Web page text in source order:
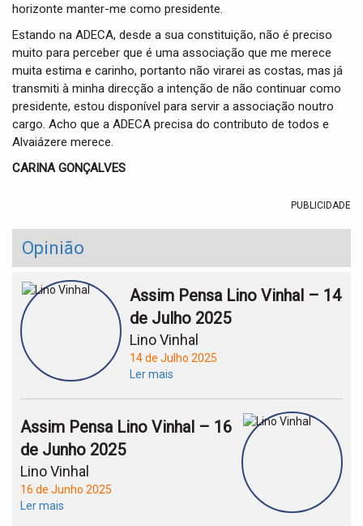
horizonte manter-me como presidente.
Estando na ADECA, desde a sua constituição, não é preciso
muito para perceber que é uma associação que me merece
muita estima e carinho, portanto não virarei as costas, mas já
transmiti à minha direcção a intenção de não continuar como
presidente, estou disponível para servir a associação noutro
cargo. Acho que a ADECA precisa do contributo de todos e
Alvaiázere merece.
CARINA GONÇALVES
PUBLICIDADE
Opinião
Assim Pensa Lino Vinhal – 14
de Julho 2025
Lino Vinhal
14 de Julho 2025
Ler mais
Assim Pensa Lino Vinhal – 16
de Junho 2025
Lino Vinhal
16 de Junho 2025
Ler mais